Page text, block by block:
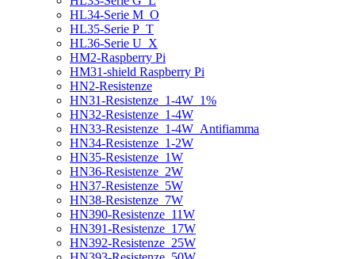
HL34-Serie M_O
HL35-Serie P_T
HL36-Serie U_X
HM2-Raspberry Pi
HM31-shield Raspberry Pi
HN2-Resistenze
HN31-Resistenze_1-4W_1%
HN32-Resistenze_1-4W
HN33-Resistenze_1-4W_Antifiamma
HN34-Resistenze_1-2W
HN35-Resistenze_1W
HN36-Resistenze_2W
HN37-Resistenze_5W
HN38-Resistenze_7W
HN390-Resistenze_11W
HN391-Resistenze_17W
HN392-Resistenze_25W